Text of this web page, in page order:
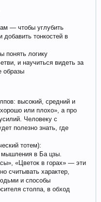
— чтобы углубить
добавить тонкостей в
логику
и научиться видеть за
образы
высокий, средний и
или плохо», а про
Человеку с
полезно знать, где
тотем):
мышления в Ба цзы.
«Цветок в горах» — эти
считывать характер,
и способы
столпа, в обход